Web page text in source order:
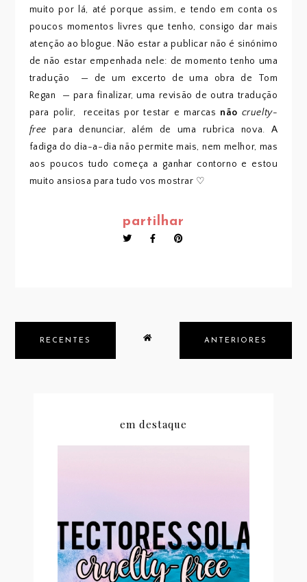
muito por lá, até porque assim, e tendo em conta os
poucos momentos livres que tenho, consigo dar mais
atenção ao blogue. Não estar a publicar não é sinónimo
de não estar empenhada nele: de momento tenho uma
tradução — de um excerto de uma obra de Tom
Regan — para finalizar, uma revisão de outra tradução
para polir, receitas por testar e marcas não cruelty-
free para denunciar, além de uma rubrica nova. A
fadiga do dia-a-dia não permite mais, nem melhor, mas
aos poucos tudo começa a ganhar contorno e estou
muito ansiosa para tudo vos mostrar ♡
partilhar
RECENTES ANTERIORES
em destaque